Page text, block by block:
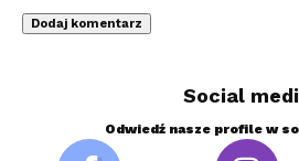
Social
Odwiedź nasze profile w